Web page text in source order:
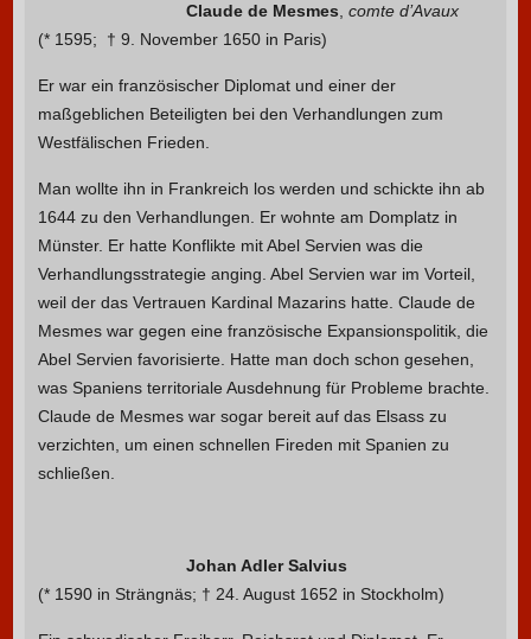
Claude de Mesmes comte d’Avaux
(* 1595; † 9. November 1650 in Paris)
Er war ein französischer Diplomat und einer der
maßgeblichen Beteiligten bei den Verhandlungen zum
Westfälischen Frieden.
Man wollte ihn in Frankreich los werden und schickte ihn ab
1644 zu den Verhandlungen. Er wohnte am Domplatz in
Münster. Er hatte Konflikte mit Abel Servien was die
Verhandlungsstrategie anging. Abel Servien war im Vorteil,
weil der das Vertrauen Kardinal Mazarins hatte. Claude de
Mesmes war gegen eine französische Expansionspolitik, die
Abel Servien favorisierte. Hatte man doch schon gesehen,
was Spaniens territoriale Ausdehnung für Probleme brachte.
Claude de Mesmes war sogar bereit auf das Elsass zu
verzichten, um einen schnellen Fireden mit Spanien zu
schließen.
Johan Adler Salvius
(* 1590 in Strängnäs; † 24. August 1652 in Stockholm)